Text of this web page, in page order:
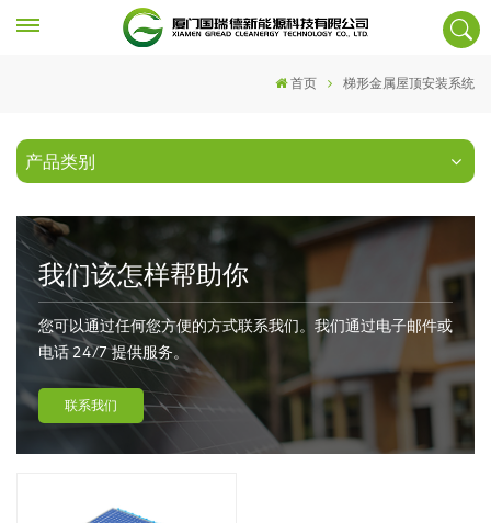
首页 梯形金属屋顶安装系统
产品类别
我们该怎样帮助你
您可以通过任何您方便的方式联系我们。我们通过电子邮件或
电话 24/7 提供服务。
联系我们